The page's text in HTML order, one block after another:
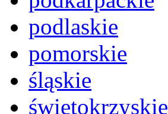
podlaskie
pomorskie
śląskie
świętokrzyskie